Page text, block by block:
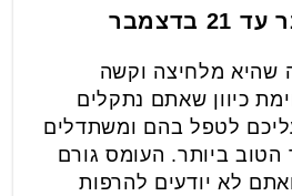
שהיא מלחיצה וקשה
כיוון שאתם נתקלים
לטפל בהם ומשתדלים
ביותר. העומס גורם
לא יודעים להרפות